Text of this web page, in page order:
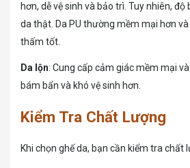
hơn, dễ vệ sinh và bảo trì. Tuy nhiên,
da thật. Da PU thường mềm mại hơn
thấm tốt.
Da lộn: Cung cấp cảm giác mềm mại
bám bẩn và khó vệ sinh hơn.
Kiểm Tra Chất Lượng
Khi chọn ghế da, bạn cần kiểm tra chất